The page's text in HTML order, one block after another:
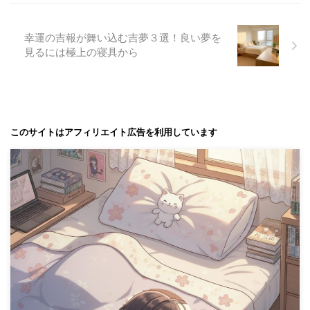
幸運の吉報が舞い込む吉夢３選！良い夢を
見るには極上の寝具から
このサイトはアフィリエイト広告を利用しています